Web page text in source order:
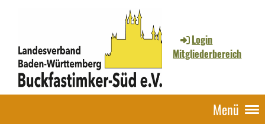
Login
Mitgliederbereich
Menü